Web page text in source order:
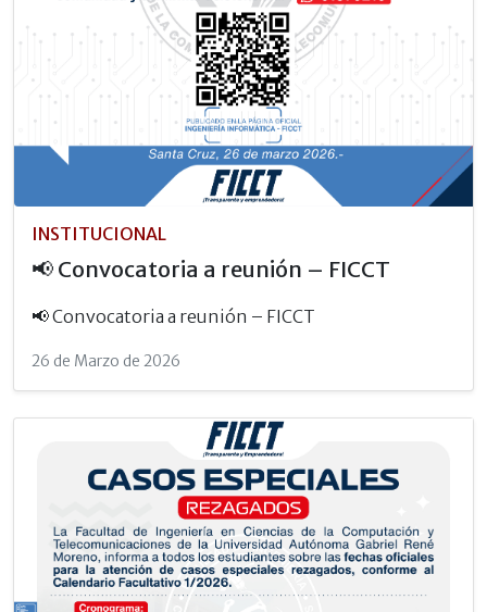
INSTITUCIONAL
📢 Convocatoria a reunión – FICCT
📢 Convocatoria a reunión – FICCT
26 de Marzo de 2026